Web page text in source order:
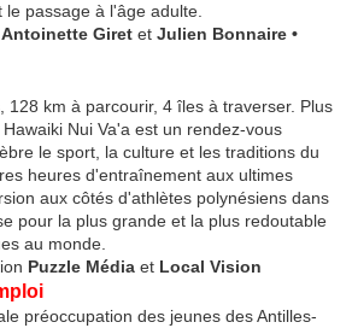
passage à l'âge adulte.
Antoinette Giret et Julien Bonnaire •
128 km à parcourir, 4 îles à traverser. Plus
Nui Va'a est un rendez-vous
le sport, la culture et les traditions du
heures d'entraînement aux ultimes
aux côtés d'athlètes polynésiens dans
pour la plus grande et la plus redoutable
au monde.
Puzzle Média et Local Vision
préoccupation des jeunes des Antilles-